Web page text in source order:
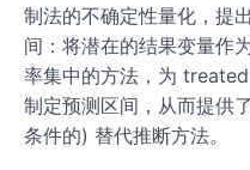
制法的不确定性量化，提
间：将潜在的结果变量作
率集中的方法，为
制定预测区间，从而提供
条件的) 替代推断方法。